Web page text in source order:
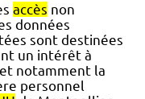
accès non
données
sont destinées
un intérêt à
notamment la
personnel